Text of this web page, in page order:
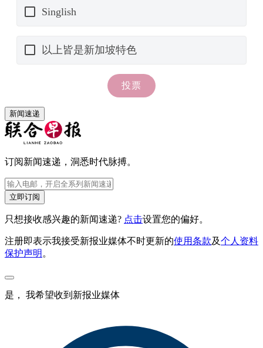
新闻速递
订阅新闻速递，洞悉时代脉搏。
立即订阅
只想接收感兴趣的新闻速递? 点击设置您的偏好。
注册即表示我接受新报业媒体不时更新的使用条款及个人资料
保护声明 。
是， 我希望收到新报业媒体